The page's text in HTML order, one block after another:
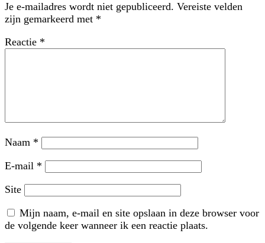
Je e-mailadres wordt niet gepubliceerd. Vereiste velden
zijn gemarkeerd met *
Reactie *
Naam *
E-mail *
Site
Mijn naam, e-mail en site opslaan in deze browser voor
de volgende keer wanneer ik een reactie plaats.